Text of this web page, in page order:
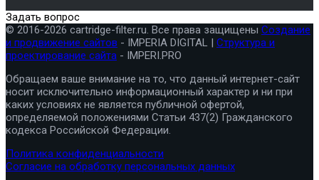
Задать вопрос
© 2016-2026 cartridge-filter.ru. Все права защищены Создание
и продвижение сайтов - IMPERIA DIGITAL | Структура и
проектирование сайта - IMPERI.PRO
Обращаем ваше внимание на то, что данный интернет-сайт
носит исключительно информационный характер и ни при
каких условиях не является публичной офертой,
определяемой положениями Статьи 437(2) Гражданского
кодекса Российской Федерации.
Политика конфиденциальности
Согласие на обработку персональных данных